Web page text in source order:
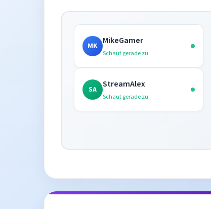
MK MikeGamer
Schaut gerade zu
SA StreamAlex
Schaut gerade zu